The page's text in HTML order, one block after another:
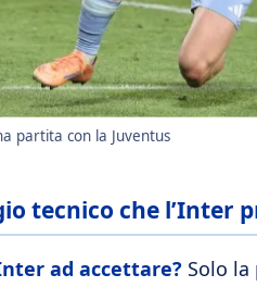
partita con la Juventus
tecnico che l’Inter
ad accettare? Solo